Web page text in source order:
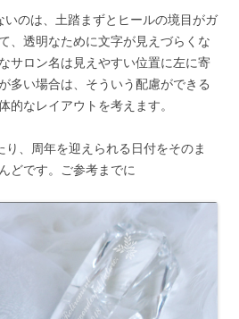
のは、土踏まずとヒールの境目がガ
、透明なために文字が見えづらくな
サロン名は見えやすい位置に左に寄
多い場合は、そういう配慮ができる
的なレイアウトを考えます。
、周年を迎えられる日付をそのま
どです。ご参考までに